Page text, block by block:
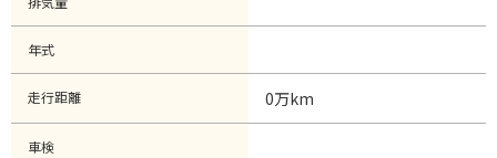
年式
走行距離 0万km
車検